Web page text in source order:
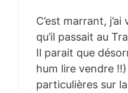
C’est marrant,
qu’il passait au
Il parait que
hum lire vendre
particulières sur